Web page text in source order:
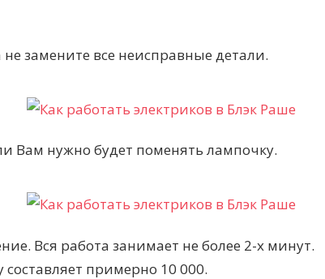
замените все неисправные детали.
Вам нужно будет поменять лампочку.
Вся работа занимает не более 2-х минут.
примерно 10 000.